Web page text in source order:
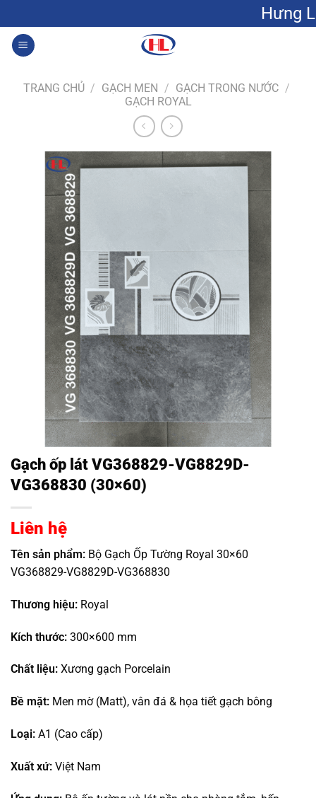
qua
nội
dung
Hưng Lộc: Gạch
TRANG CHỦ / GẠCH MEN / GẠCH TRONG NƯỚC /
GẠCH ROYAL
Gạch ốp lát VG368829-VG8829D-
VG368830 (30×60)
Liên hệ
Tên sản phẩm: Bộ Gạch Ốp Tường Royal 30×60
VG368829-VG8829D-VG368830
Thương hiệu: Royal
Kích thước: 300×600 mm
Chất liệu: Xương gạch Porcelain
Bề mặt: Men mờ (Matt), vân đá & họa tiết gạch bông
Loại: A1 (Cao cấp)
Xuất xứ: Việt Nam